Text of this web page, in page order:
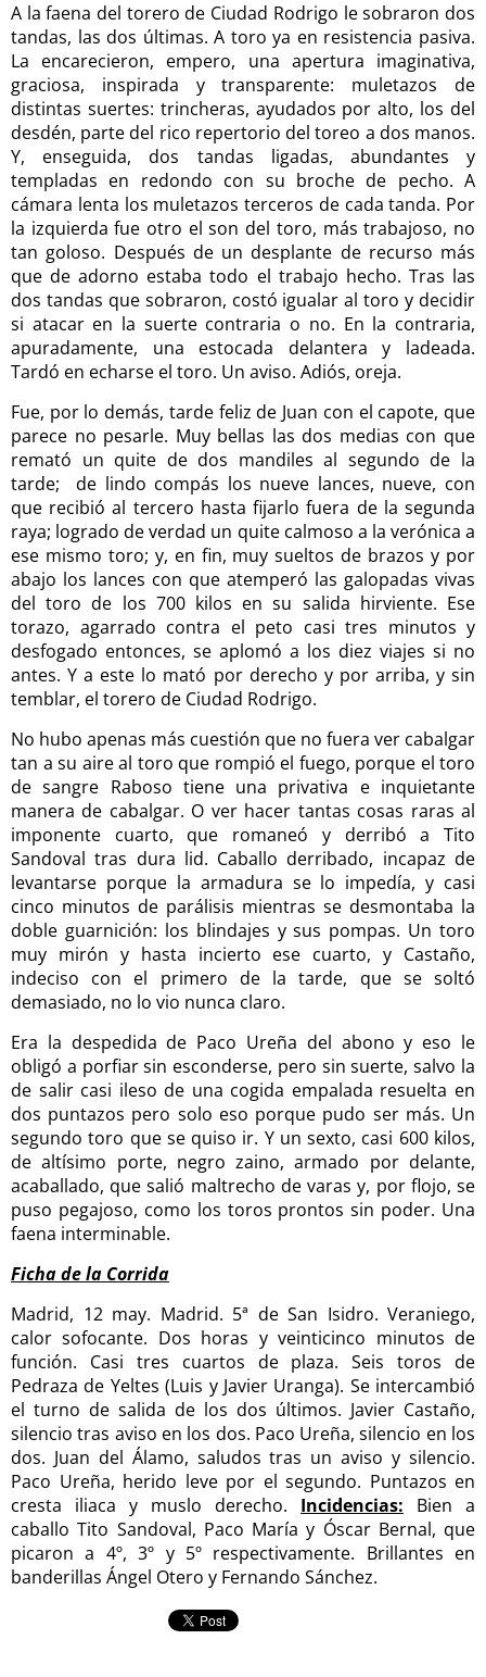
A la faena del torero de Ciudad Rodrigo le sobraron dos
tandas, las dos últimas. A toro ya en resistencia pasiva.
La encarecieron, empero, una apertura imaginativa,
graciosa, inspirada y transparente: muletazos de
distintas suertes: trincheras, ayudados por alto, los del
desdén, parte del rico repertorio del toreo a dos manos.
Y, enseguida, dos tandas ligadas, abundantes y
templadas en redondo con su broche de pecho. A
cámara lenta los muletazos terceros de cada tanda. Por
la izquierda fue otro el son del toro, más trabajoso, no
tan goloso. Después de un desplante de recurso más
que de adorno estaba todo el trabajo hecho. Tras las
dos tandas que sobraron, costó igualar al toro y decidir
si atacar en la suerte contraria o no. En la contraria,
apuradamente, una estocada delantera y ladeada.
Tardó en echarse el toro. Un aviso. Adiós, oreja.
Fue, por lo demás, tarde feliz de Juan con el capote, que
parece no pesarle. Muy bellas las dos medias con que
remató un quite de dos mandiles al segundo de la
tarde; de lindo compás los nueve lances, nueve, con
que recibió al tercero hasta fijarlo fuera de la segunda
raya; logrado de verdad un quite calmoso a la verónica a
ese mismo toro; y, en fin, muy sueltos de brazos y por
abajo los lances con que atemperó las galopadas vivas
del toro de los 700 kilos en su salida hirviente. Ese
torazo, agarrado contra el peto casi tres minutos y
desfogado entonces, se aplomó a los diez viajes si no
antes. Y a este lo mató por derecho y por arriba, y sin
temblar, el torero de Ciudad Rodrigo.
No hubo apenas más cuestión que no fuera ver cabalgar
tan a su aire al toro que rompió el fuego, porque el toro
de sangre Raboso tiene una privativa e inquietante
manera de cabalgar. O ver hacer tantas cosas raras al
imponente cuarto, que romaneó y derribó a Tito
Sandoval tras dura lid. Caballo derribado, incapaz de
levantarse porque la armadura se lo impedía, y casi
cinco minutos de parálisis mientras se desmontaba la
doble guarnición: los blindajes y sus pompas. Un toro
muy mirón y hasta incierto ese cuarto, y Castaño,
indeciso con el primero de la tarde, que se soltó
demasiado, no lo vio nunca claro.
Era la despedida de Paco Ureña del abono y eso le
obligó a porfiar sin esconderse, pero sin suerte, salvo la
de salir casi ileso de una cogida empalada resuelta en
dos puntazos pero solo eso porque pudo ser más. Un
segundo toro que se quiso ir. Y un sexto, casi 600 kilos,
de altísimo porte, negro zaino, armado por delante,
acaballado, que salió maltrecho de varas y, por flojo, se
puso pegajoso, como los toros prontos sin poder. Una
faena interminable.
Ficha de la Corrida
Madrid, 12 may. Madrid. 5ª de San Isidro. Veraniego,
calor sofocante. Dos horas y veinticinco minutos de
función. Casi tres cuartos de plaza. Seis toros de
Pedraza de Yeltes (Luis y Javier Uranga). Se intercambió
el turno de salida de los dos últimos. Javier Castaño,
silencio tras aviso en los dos. Paco Ureña, silencio en los
dos. Juan del Álamo, saludos tras un aviso y silencio.
Paco Ureña, herido leve por el segundo. Puntazos en
cresta iliaca y muslo derecho. Incidencias: Bien a
caballo Tito Sandoval, Paco María y Óscar Bernal, que
picaron a 4º, 3º y 5º respectivamente. Brillantes en
banderillas Ángel Otero y Fernando Sánchez.